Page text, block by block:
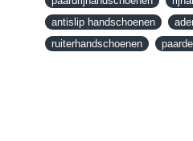
een artikel ruilen dan
snel mogelijk geregeld
terug dan zorgen wij
antislip handschoenen
ruiterhandschoenen